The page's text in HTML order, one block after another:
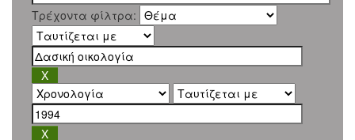
Τρέχοντα φίλτρα: